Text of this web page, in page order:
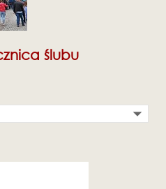
ślubu
